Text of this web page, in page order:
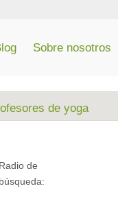
Sobre nosotros
de yoga
Radio de
búsqueda: